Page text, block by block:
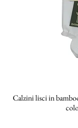
Calzini lisci in